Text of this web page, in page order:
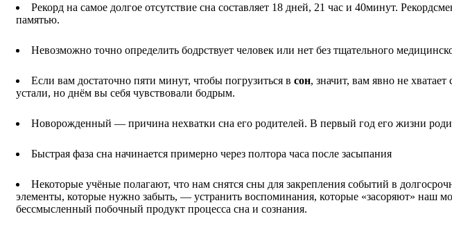
Рекорд на самое долгое отсутствие сна составляет 18 дней, 21 час и 40минут.
памятью.
Невозможно точно определить бодрствует человек или нет без тщательного
Если вам достаточно пяти минут, чтобы погрузиться в сон, значит, вам явно не
устали, но днём вы себя чувствовали бодрым.
Новорожденный — причина нехватки сна его родителей. В первый год его жизни
Быстрая фаза сна начинается примерно через полтора часа после засыпания
Некоторые учёные полагают, что нам снятся сны для закрепления событий в
элементы, которые нужно забыть, — устранить воспоминания, которые «засоряют»
бессмысленный побочный продукт процесса сна и сознания.